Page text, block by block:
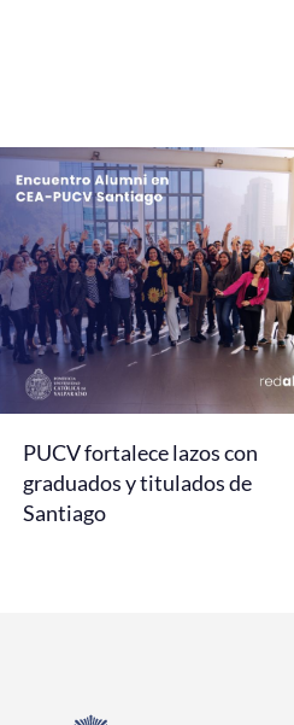
PUCV fortalece lazos con
graduados y titulados de
Santiago